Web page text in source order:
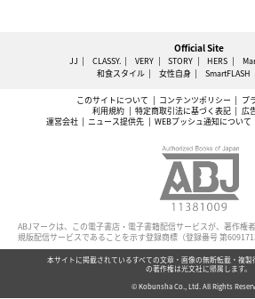
Official Site
JJ CLASSY. VERY STORY HERS
和食スタイル
女性自身 SmartFLASH
このサイトについて コンテンツポリシー
プ
利用規約
特定商取引法に基づく表記
広
運営会社
ニュース提供先 WEBプッシュ通知について
ABJマークは、この電子書店・電子書籍配信サービスが、著作権
規版配信サービスであることを示す登録商標（登録番号 第
本サイトに掲載されているすべての文章・画像の無断転載・複製
の著作権は光文社に帰属します。
© Kobunsha Co., Ltd. All Rights